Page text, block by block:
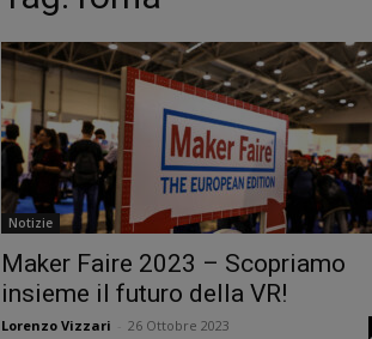
Notizie
Maker Faire 2023 – Scopriamo
insieme il futuro della VR!
Lorenzo Vizzari 26 Ottobre 2023